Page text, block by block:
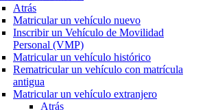
Atrás
Matricular un vehículo nuevo
Inscribir un Vehículo de Movilidad
Personal (VMP)
Matricular un vehículo histórico
Rematricular un vehículo con matrícula
antigua
Matricular un vehículo extranjero
Atrás